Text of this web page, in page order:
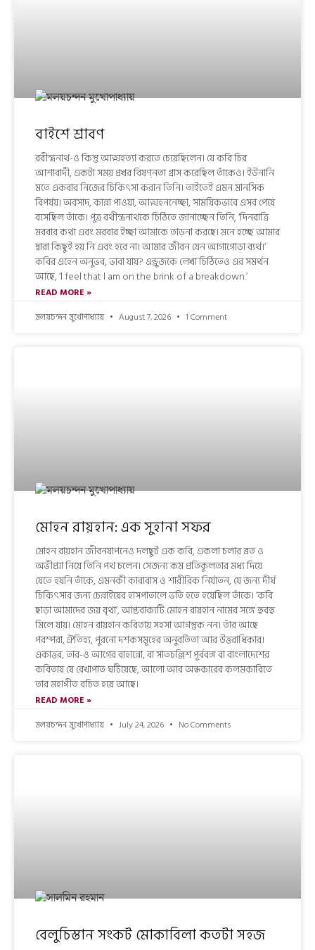
বাইশে শ্রাবণ
রবীন্দ্রনাথ-ও কিন্তু আত্মহত্যা করতে চেয়েছিলেন। যে কবি চির
আশাবাদী, একটা সময় প্রখর বিষণ্নতা গ্রাস করেছিল তাঁকেও। ইউনানি
মতে একবার নিজের চিকিৎসা করান তিনি। তাইতেই এমন মানসিক
বিপর্যয়। অবসাদ, কান্না পাওয়া, আত্মহননেচ্ছা, সাময়িকভাবে এসব পেয়ে
বসেছিল তাঁকে। পুত্র রথীন্দ্রনাথকে চিঠিতে জানাচ্ছেন তিনি, ‘দিনরাত্রি
মরবার কথা এবং মরবার ইচ্ছা আমাকে তাড়না করছে। মনে হচ্ছে আমার
দ্বারা কিছুই হয় নি এবং হবে না। আমার জীবন যেন আগাগোড়া ব্যর্থ।’
কবির এহেন অনুভব, ভাবা যায়? এন্ড্রুজকে লেখা চিঠিতেও এর সমর্থন
আছে, ‘l feel that l am on the brink of a breakdown.’
READ MORE »
মলয়চন্দন মুখোপাধ্যায়
August 7, 2026 1 Comment
মোহন রায়হান: এক সুহানা সফর
মোহন রায়হান জীবনযাপনেও দলছুট এক কবি, একলা চলার ব্রত ও
অভীপ্সা নিয়ে তিনি পথ চলেন। সেজন্য কম প্রতিকূলতার মধ্য দিয়ে
যেতে হয়নি তাঁকে, এমনকী কারাবাস ও শারীরিক নির্যাতন, যে জন্য দীর্ঘ
চিকিৎসার জন্য চেন্নাইয়ের হাসপাতালে ভর্তি হতে হয়েছিল তাঁকে। ‘কবি
ছাড়া আমাদের জয় বৃথা’, আপ্তবাক্যটি মোহন রায়হান নামের সঙ্গে হুবহু
মিলে যায়। মোহন রায়হান কবিতায় সহসা আগন্তুক নন। তাঁর আছে
পরম্পরা, ঐতিহ্য, পুরনো দশকসমূহের অনুবর্তিতা আর উত্তরাধিকার।
একাত্তর, তার-ও আগের বাহান্নো, বা সাতচল্লিশ পূর্ববঙ্গ বা বাংলাদেশের
কবিতায় যে রেখাপাত ঘটিয়েছে, আলো আর অন্ধকারের কলমকারিতে
তার মহাগীত রচিত হয়ে আছে।
READ MORE »
মলয়চন্দন মুখোপাধ্যায়
July 24, 2026 No Comments
বেলুচিস্তান সংকট মোকাবিলা কতটা সহজ